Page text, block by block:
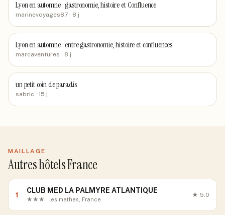
Lyon en automne : gastronomie, histoire et Confluence
marinevoyages87 · 8 j
Lyon en automne : entre gastronomie, histoire et confluences
marcaventures · 8 j
un petit coin de paradis
sabric · 15 j
MAILLAGE
Autres hôtels France
1
CLUB MED LA PALMYRE ATLANTIQUE
★★★ · les mathes, France
★ 5.0